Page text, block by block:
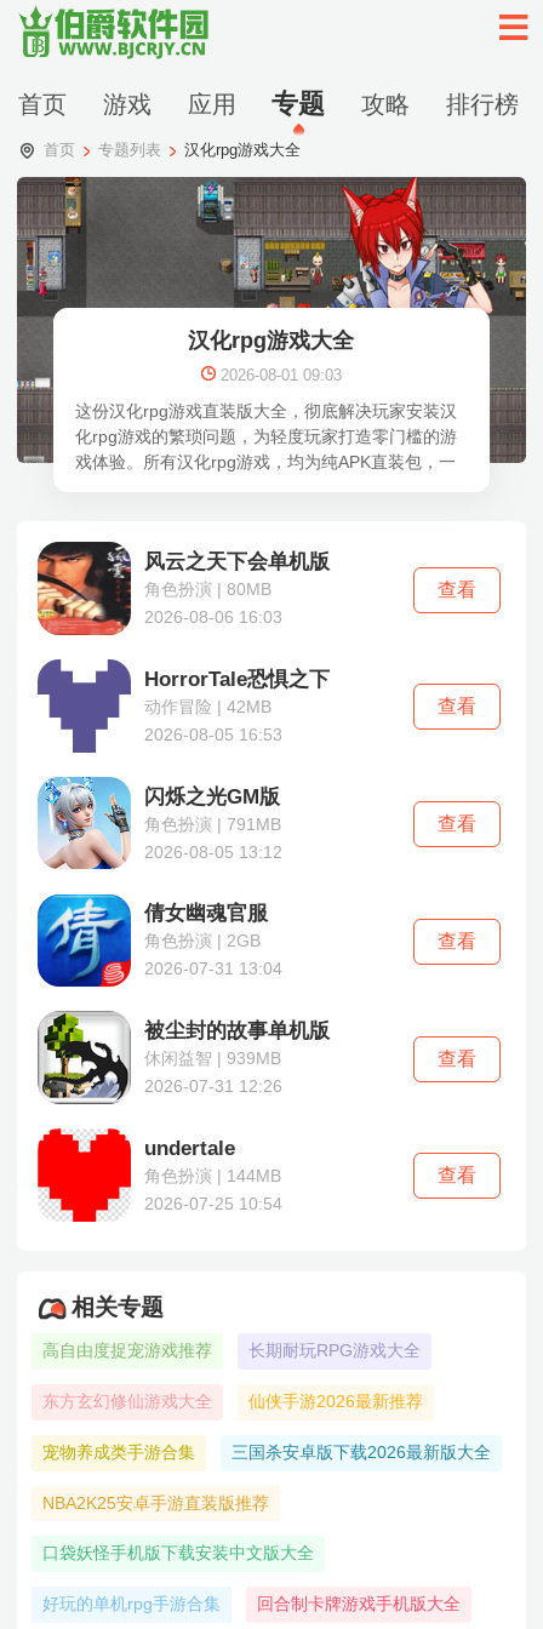
首页 游戏 应用 专题 攻略 排行榜
首页 专题列表 汉化rpg游戏大全
汉化rpg游戏大全
2026-08-01 09:03
这份汉化rpg游戏直装版大全，彻底解决玩家安装汉
化rpg游戏的繁琐问题，为轻度玩家打造零门槛的游
戏体验。所有汉化rpg游戏，均为纯APK直装包，一
述精准传达原作精髓，角色台词保留情感张力，完整
还原原作叙事节奏与剧情分支，彻底打破语言壁垒，
让玩家无需借助翻译工具，就能沉浸式体验国际优质
RPG的剧情深度、角色魅力与世界观厚度。
风云之天下会单机版
角色扮演 | 80MB
2026-08-06 16:03
查看
HorrorTale恐惧之下
动作冒险 | 42MB
2026-08-05 16:53
查看
闪烁之光GM版
角色扮演 | 791MB
2026-08-05 13:12
查看
倩女幽魂官服
角色扮演 | 2GB
2026-07-31 13:04
查看
被尘封的故事单机版
休闲益智 | 939MB
2026-07-31 12:26
查看
undertale
角色扮演 | 144MB
2026-07-25 10:54
查看
相关专题
高自由度捉宠游戏推荐 长期耐玩RPG游戏大全
东方玄幻修仙游戏大全 仙侠手游2026最新推荐
宠物养成类手游合集 三国杀安卓版下载2026最新版大全
NBA2K25安卓手游直装版推荐
口袋妖怪手机版下载安装中文版大全
好玩的单机rpg手游合集 回合制卡牌游戏手机版大全